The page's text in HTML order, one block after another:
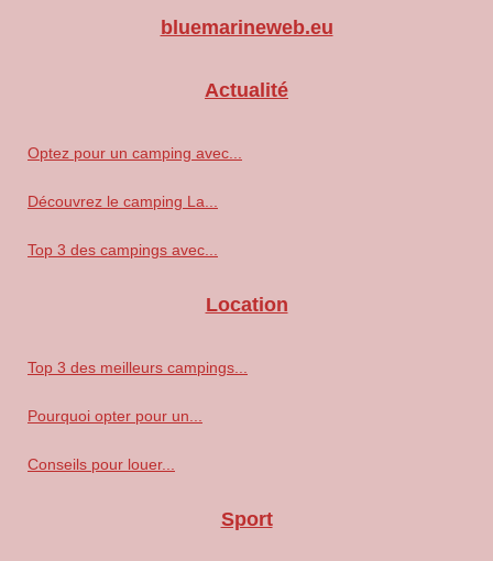
bluemarineweb.eu
Actualité
Optez pour un camping avec...
Découvrez le camping La...
Top 3 des campings avec...
Location
Top 3 des meilleurs campings...
Pourquoi opter pour un...
Conseils pour louer...
Sport